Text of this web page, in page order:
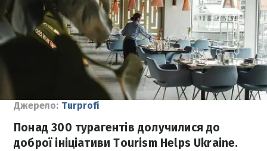
Джерело: Turprofi
Понад 300 турагентів долучилися до
доброї ініціативи Tourism Helps Ukraine.